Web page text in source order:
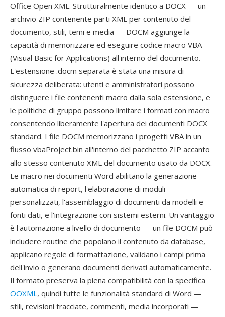
Office Open XML. Strutturalmente identico a DOCX — un
archivio ZIP contenente parti XML per contenuto del
documento, stili, temi e media — DOCM aggiunge la
capacità di memorizzare ed eseguire codice macro VBA
(Visual Basic for Applications) all'interno del documento.
L'estensione .docm separata è stata una misura di
sicurezza deliberata: utenti e amministratori possono
distinguere i file contenenti macro dalla sola estensione, e
le politiche di gruppo possono limitare i formati con macro
consentendo liberamente l'apertura dei documenti DOCX
standard. I file DOCM memorizzano i progetti VBA in un
flusso vbaProject.bin all'interno del pacchetto ZIP accanto
allo stesso contenuto XML del documento usato da DOCX.
Le macro nei documenti Word abilitano la generazione
automatica di report, l'elaborazione di moduli
personalizzati, l'assemblaggio di documenti da modelli e
fonti dati, e l'integrazione con sistemi esterni. Un vantaggio
è l'automazione a livello di documento — un file DOCM può
includere routine che popolano il contenuto da database,
applicano regole di formattazione, validano i campi prima
dell'invio o generano documenti derivati automaticamente.
Il formato preserva la piena compatibilità con la specifica
OOXML, quindi tutte le funzionalità standard di Word —
stili, revisioni tracciate, commenti, media incorporati —